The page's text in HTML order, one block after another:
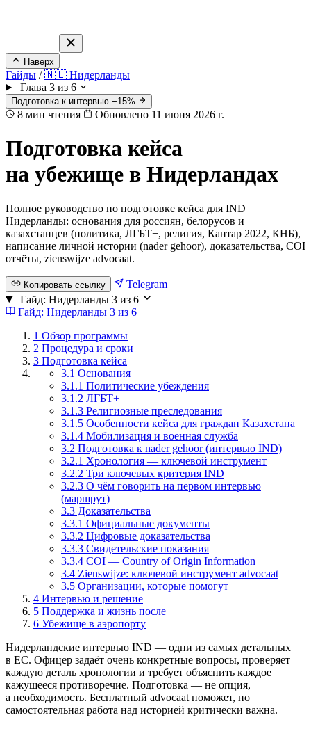
Наверх
Гайды / 🇳🇱 Нидерланды
Глава 3 из 6
Подготовка к интервью −15%
8 мин чтения Обновлено 11 июня 2026 г.
Подготовка кейса
на убежище в Нидерландах
Полное руководство по подготовке кейса для IND
Нидерланды: основания для россиян, белорусов и
казахстанцев (политика, ЛГБТ+, религия, Кантар 2022, КНБ),
написание личной истории (nader gehoor), доказательства, COI
отчёты, zienswijze advocaat.
Копировать ссылку
Telegram
Гайд: Нидерланды 3 из 6
Гайд: Нидерланды 3 из 6
1 Обзор программы
2 Процедура и сроки
3 Подготовка кейса
3.1 Основания
3.1.1 Политические убеждения
3.1.2 ЛГБТ+
3.1.3 Религиозные преследования
3.1.5 Особенности кейса для граждан Казахстана
3.1.4 Мобилизация и военная служба
3.2 Подготовка к nader gehoor (интервью IND)
3.2.1 Хронология — ключевой инструмент
3.2.2 Три ключевых критерия IND
3.2.3 О чём говорить на первом интервью
(маршрут)
3.3 Доказательства
3.3.1 Официальные документы
3.3.2 Цифровые доказательства
3.3.3 Свидетельские показания
3.3.4 COI — Country of Origin Information
3.4 Zienswijze: ключевой инструмент advocaat
3.5 Организации, которые помогут
4 Интервью и решение
5 Поддержка и жизнь после
6 Убежище в аэропорту
Нидерландские интервью IND — одни из самых детальных
в ЕС. Офицер задаёт очень конкретные вопросы, проверяет
каждую деталь хронологии и требует объяснить каждое
кажущееся противоречие. Подготовка — не опция,
а необходимость. Бесплатный advocaat поможет, но
самостоятельная работа над историей критически важна.